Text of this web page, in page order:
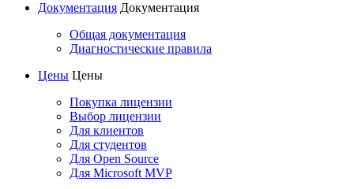
Документация Документация
Общая документация
Диагностические правила
Цены Цены
Покупка лицензии
Выбор лицензии
Для клиентов
Для студентов
Для Open Source
Для Microsoft MVP